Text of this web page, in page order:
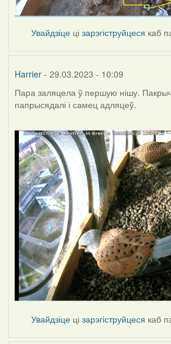
Увайдзіце цізарэгіструйцеся каб
Harrier- 29.03.2023 - 10:09
Пара заляцела ў першую нішу.
папрысядалі і самец адляцеў.
Увайдзіце цізарэгіструйцеся каб